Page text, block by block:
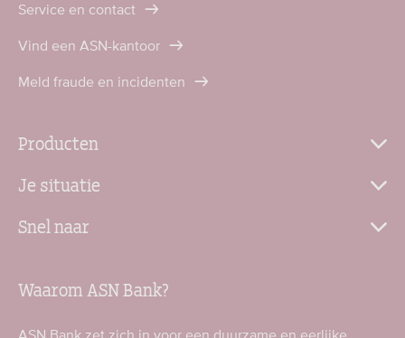
Service en contact
Vind een ASN-kantoor
Meld fraude en incidenten
Producten
Je situatie
Snel naar
Waarom ASN Bank?
ASN Bank zet zich in voor een duurzame en eerlijke